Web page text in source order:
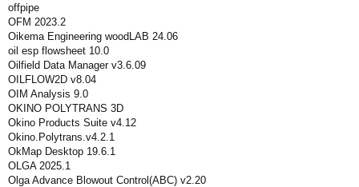
offpipe
OFM 2023.2
Oikema Engineering woodLAB 24.06
oil esp flowsheet 10.0
Oilfield Data Manager v3.6.09
OILFLOW2D v8.04
OIM Analysis 9.0
OKINO POLYTRANS 3D
Okino Products Suite v4.12
Okino.Polytrans.v4.2.1
OkMap Desktop 19.6.1
OLGA 2025.1
Olga Advance Blowout Control(ABC) v2.20